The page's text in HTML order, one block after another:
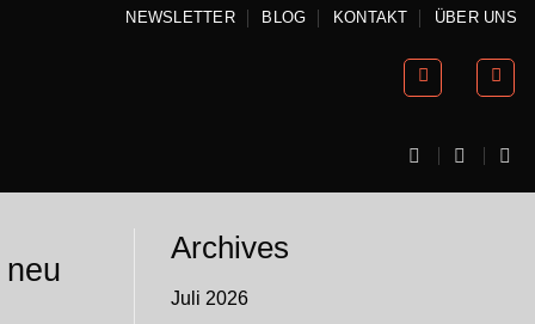
NEWSLETTER BLOG KONTAKT ÜBER UNS
Archives
Juli 2026